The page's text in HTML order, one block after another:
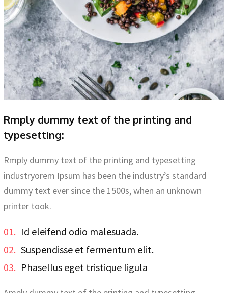
Rmply dummy text of the printing and
typesetting:
Rmply dummy text of the printing and typesetting
industryorem Ipsum has been the industry’s standard
dummy text ever since the 1500s, when an unknown
printer took.
01. Id eleifend odio malesuada.
02. Suspendisse et fermentum elit.
03. Phasellus eget tristique ligula